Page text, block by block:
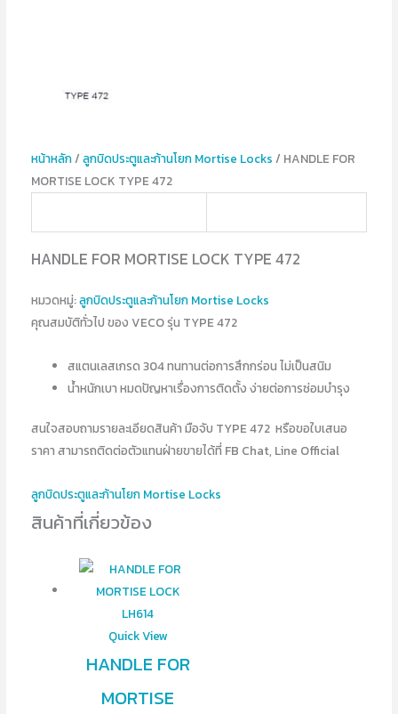
หน้าหลัก/ ลูกบิดประตูและก้านโยก Mortise Locks / HANDLE FOR
MORTISE LOCK TYPE 472
HANDLE FOR MORTISE LOCK TYPE 472
หมวดหมู่:ลูกบิดประตูและก้านโยก Mortise Locks
คุณสมบัติทั่วไป ของ VECO รุ่น TYPE 472
สแตนเลสเกรด 304 ทนทานต่อการสึกกร่อน ไม่เป็นสนิม
น้ำหนักเบา หมดปัญหาเรื่องการติดตั้ง ง่ายต่อการซ่อมบำรุง
สนใจสอบถามรายละเอียดสินค้า มือจับ TYPE 472 หรือขอใบเสนอ
ราคา สามารถติดต่อตัวแทนฝ่ายขายได้ที่ FB Chat, Line Official
ลูกบิดประตูและก้านโยก Mortise Locks
สินค้าที่เกี่ยวข้อง
Quick View
HANDLE FOR
MORTISE